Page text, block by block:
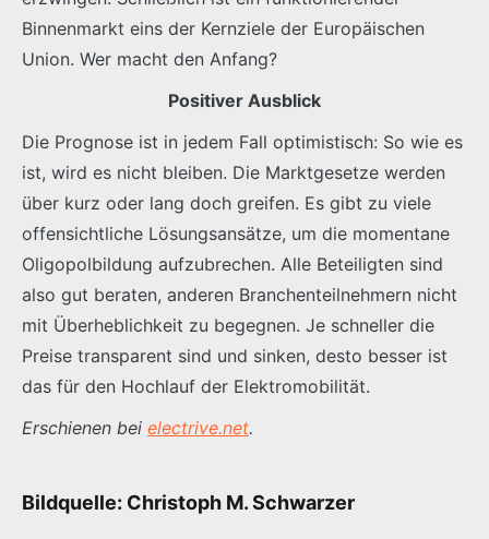
Binnenmarkt eins der Kernziele der Europäischen
Union. Wer macht den Anfang?
Positiver Ausblick
Die Prognose ist in jedem Fall optimistisch: So wie es
ist, wird es nicht bleiben. Die Marktgesetze werden
über kurz oder lang doch greifen. Es gibt zu viele
offensichtliche Lösungsansätze, um die momentane
Oligopolbildung aufzubrechen. Alle Beteiligten sind
also gut beraten, anderen Branchenteilnehmern nicht
mit Überheblichkeit zu begegnen. Je schneller die
Preise transparent sind und sinken, desto besser ist
das für den Hochlauf der Elektromobilität.
Erschienen bei electrive.net.
Bildquelle: Christoph M. Schwarzer